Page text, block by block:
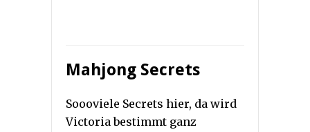
Mahjong Secrets
Soooviele Secrets hier, da wird
Victoria bestimmt ganz